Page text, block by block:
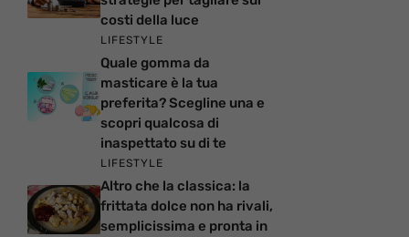
costi della luce
LIFESTYLE
Quale gomma da
masticare è la tua
preferita? Scegline una e
scopri qualcosa di
inaspettato su di te
LIFESTYLE
Altro che la classica: la
frittata dolce non ha rivali,
semplicissima e pronta in